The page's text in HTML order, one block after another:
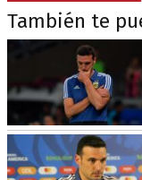
También te